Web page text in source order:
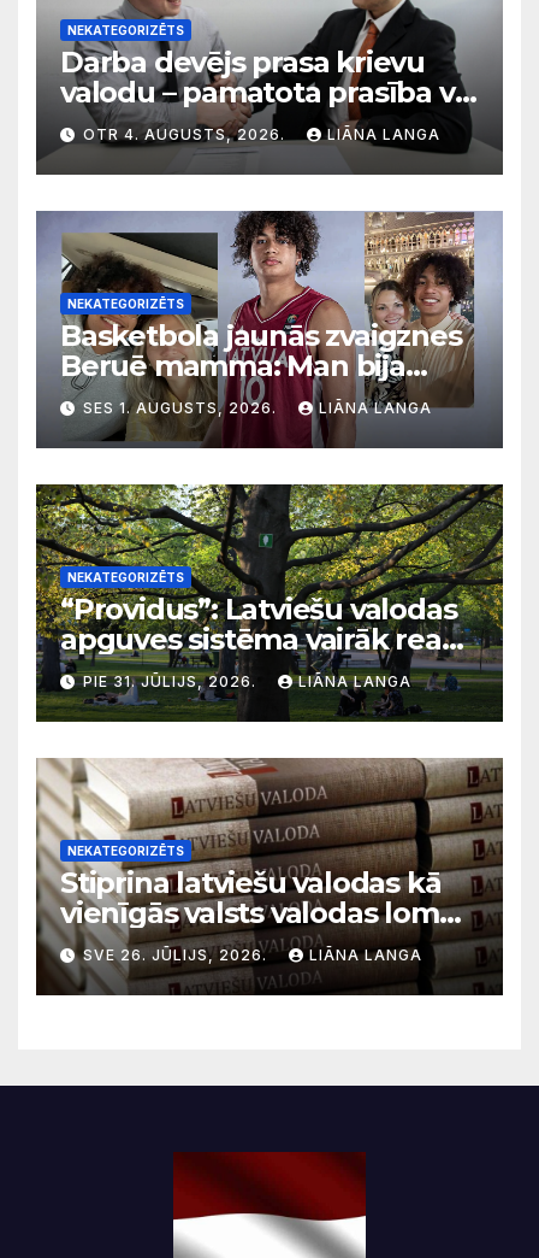
NEKATEGORIZĒTS
Darba devējs prasa krievu
valodu – pamatota prasība vai
diskriminācija? Skaidro VDI
OTR 4. AUGUSTS, 2026. LIĀNA LANGA
NEKATEGORIZĒTS
Basketbola jaunās zvaigznes
Beruē mamma: Man bija
svarīgi, lai bērni apgūst
latviešu valodu
SES 1. AUGUSTS, 2026. LIĀNA LANGA
NEKATEGORIZĒTS
“Providus”: Latviešu valodas
apguves sistēma vairāk reaģē
uz krīzēm nekā ilgtermiņa
migrācijas tendencēm
PIE 31. JŪLIJS, 2026. LIĀNA LANGA
NEKATEGORIZĒTS
Stiprina latviešu valodas kā
vienīgās valsts valodas lomu
sabiedriskajos medijos
SVE 26. JŪLIJS, 2026. LIĀNA LANGA